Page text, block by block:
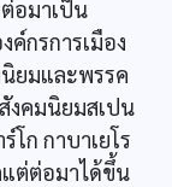
อมาเป็น
กรการเมือง
ยมและพรรค
งคมนิยมสเปน
ก กาบาเยโร
แต่ต่อมาได้ขึ้น